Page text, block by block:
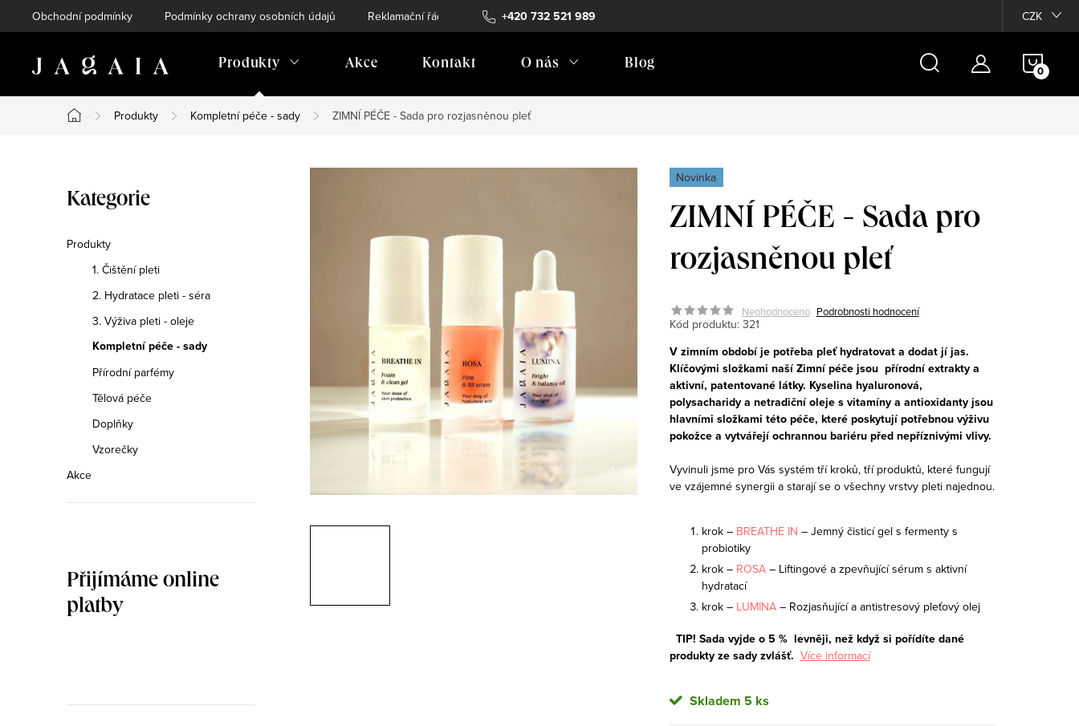
na
+420 732 521 989
Obchodní podmínky Podmínky ochrany osobních údajů Reklamační řád Vrácení zboží Doprava CZK
Produkty Akce Kontakt O nás Blog
Domů
Produkty Kompletní péče - sady ZIMNÍ PÉČE - Sada pro rozjasněnou pleť
o
s
l
Přeskočit
Kategorie
Produkty
1. Čištění pleti
2. Hydratace pleti - séra
3. Výživa pleti - oleje
Kompletní péče - sady
Přírodní parfémy
Tělová péče
Doplňky
Vzorečky
Akce
Přijímáme online
platby
Novinka
ZIMNÍ PÉČE - Sada pro
rozjasněnou pleť
Neohodnoceno Podrobnosti hodnocení
Kód produktu: 321
V zimním období je potřeba pleť hydratovat a dodat jí jas.
Klíčovými složkami naší Zimní péče jsou přírodní extrakty a
aktivní, patentované látky. Kyselina hyaluronová,
polysacharidy a netradiční oleje s vitamíny a antioxidanty jsou
hlavními složkami této péče, které poskytují potřebnou výživu
pokožce a vytvářejí ochrannou bariéru před nepříznivými vlivy.
Vyvinuli jsme pro Vás systém tří kroků, tří produktů, které fungují
ve vzájemné synergii a starají se o všechny vrstvy pleti najednou.
krok – BREATHE IN – Jemný čisticí gel s fermenty s
probiotiky
krok – ROSA– Liftingové a zpevňující sérum s aktivní
hydratací
krok – LUMINA– Rozjasňující a antistresový pleťový olej
TIP! Sada vyjde o 5 % levněji, než když si pořídíte dané
produkty ze sady zvlášť. Více informací
Skladem 5 ks